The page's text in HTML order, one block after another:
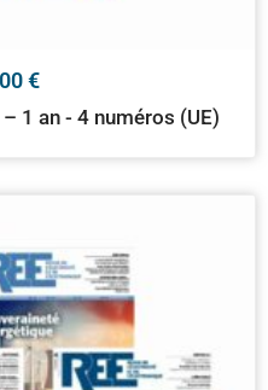
€
1 an - 4 numéros (UE)